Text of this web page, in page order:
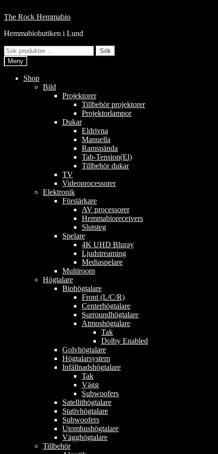
till
Hoppa
navigering
Hoppa
innehåll
The Rock Hemmabio
Hemmabiobutiken i Lund
Sök
efter:
Sök
Meny
Shop
Bild
Projektorer
Tillbehör projektorer
Projektorlampor
Dukar
Eldrivna
Manuella
Ramspända
Tab-Tension(El)
Tillbehör dukar
TV
Videoprocessorer
Elektronik
Förstärkare
AV processorer
Hemmabioreceivers
Slutsteg
Spelare
4K UHD Bluray
Ljudstreaming
Mediaspelare
Multiroom
Högtalare
Biohögtalare
Front (L/C/R)
Centerhögtalare
Surroundhögtalare
Atmoshögtalare
Tak
Dolby Enabled
Golvhögtalare
Högtalarsystem
Infällnadshögtalare
Tak
Vägg
Subwoofers
Satellithögtalare
Stativhögtalare
Subwoofers
Utomhushögtalare
Vägghögtalare
Tillbehör